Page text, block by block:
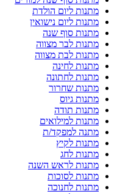
מתנות ליום הולדת
מתנות ליום נישואין
מתנות סוף שנה
מתנות לבר מצווה
מתנות לבת מצווה
מתנות לחינה
מתנות לחתונה
מתנות שחרור
מתנות גיוס
מתנות תודה
מתנות למילואים
מתנה למפקד/ת
מתנות לקיץ
מתנות לחג
מתנות לראש השנה
מתנות לסוכות
מתנות לחנוכה